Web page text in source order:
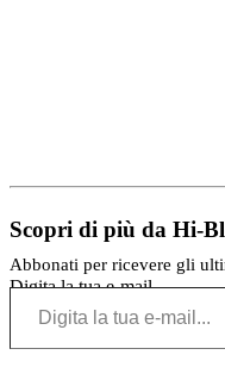
Scopri di più da Hi-
Abbonati per ricevere gli
Digita la tua e-mail...